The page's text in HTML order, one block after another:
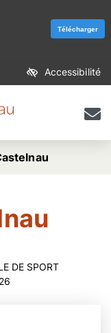
Accessibilité
de
DE SPORT
Télécharger